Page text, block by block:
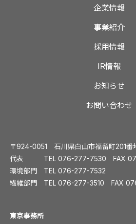
企業情報
事業紹介
採用情報
IR情報
お知らせ
お問い合わせ
〒924-0051 石川県白山市福留町201番
代表 TEL 076-277-7530 FAX
環境部門 TEL 076-277-7532
繊維部門 TEL 076-277-3510 FAX
️東京事務所